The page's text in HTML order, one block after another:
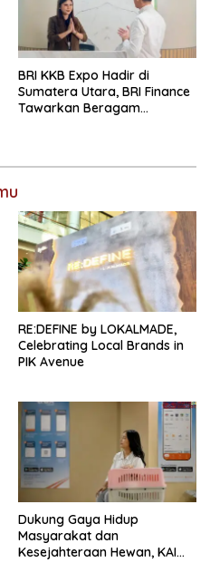
BRI KKB Expo Hadir di
Sumatera Utara, BRI Finance
Tawarkan Beragam
RE:DEFINE by LOKALMADE,
Celebrating Local Brands in
PIK Avenue
Dukung Gaya Hidup
Masyarakat dan
Kesejahteraan Hewan, KAI